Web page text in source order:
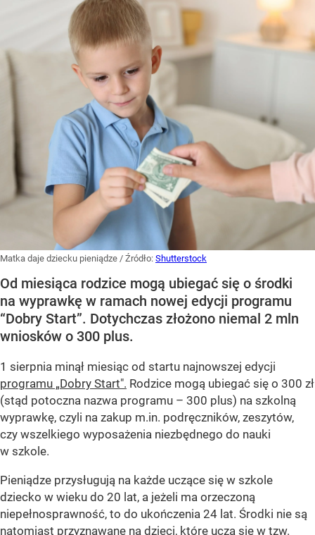
Matka daje dziecku pieniądze / Źródło: Shutterstock
Od miesiąca rodzice mogą ubiegać się o środki
na wyprawkę w ramach nowej edycji programu
“Dobry Start”. Dotychczas złożono niemal 2 mln
wniosków o 300 plus.
1 sierpnia minął miesiąc od startu najnowszej edycji
programu „Dobry Start". Rodzice mogą ubiegać się o 300 zł
(stąd potoczna nazwa programu – 300 plus) na szkolną
wyprawkę, czyli na zakup m.in. podręczników, zeszytów,
czy wszelkiego wyposażenia niezbędnego do nauki
w szkole.
Pieniądze przysługują na każde uczące się w szkole
dziecko w wieku do 20 lat, a jeżeli ma orzeczoną
niepełnosprawność, to do ukończenia 24 lat. Środki nie są
natomiast przyznawane na dzieci, które uczą się w tzw.